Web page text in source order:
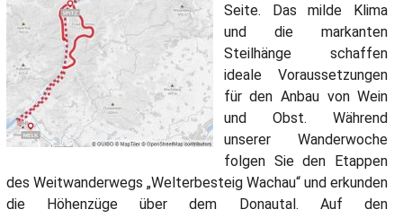
Seite. Das milde Klima
und die markanten
Steilhänge schaffen
ideale Voraussetzungen
für den Anbau von Wein
und Obst. Während
unserer Wanderwoche
folgen Sie den Etappen
des Weitwanderwegs „Welterbesteig Wachau“ und erkunden
die Höhenzüge über dem Donautal. Auf den